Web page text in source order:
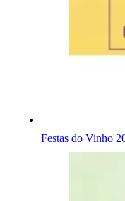
Festas do Vinho